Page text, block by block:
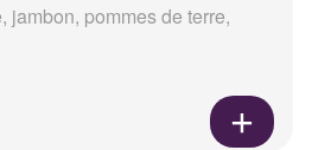
jambon, pommes de terre,